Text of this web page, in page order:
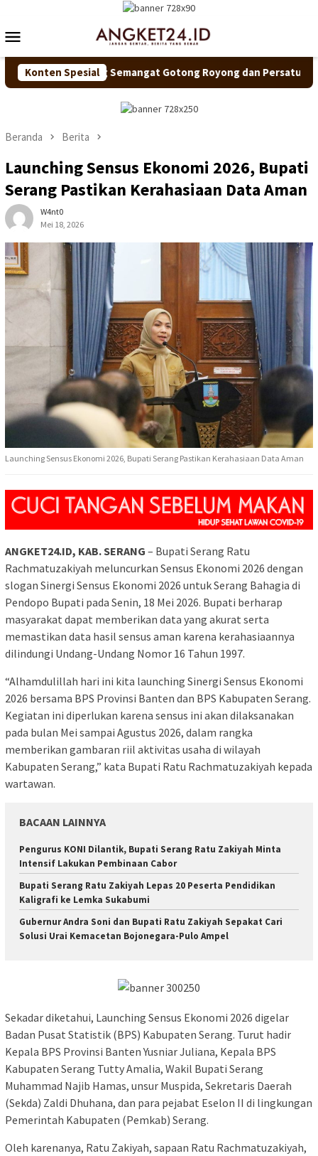
konten
Mobile
Konten Spesial
Semangat Gotong Royong dan Persatuan
Beranda Berita
Launching Sensus Ekonomi 2026, Bupati
Serang Pastikan Kerahasiaan Data Aman
W4nt0
Mei 18, 2026
Launching Sensus Ekonomi 2026, Bupati Serang Pastikan Kerahasiaan Data Aman
ANGKET24.ID, KAB. SERANG – Bupati Serang Ratu
Rachmatuzakiyah meluncurkan Sensus Ekonomi 2026 dengan
slogan Sinergi Sensus Ekonomi 2026 untuk Serang Bahagia di
Pendopo Bupati pada Senin, 18 Mei 2026. Bupati berharap
masyarakat dapat memberikan data yang akurat serta
memastikan data hasil sensus aman karena kerahasiaannya
dilindungi Undang-Undang Nomor 16 Tahun 1997.
“Alhamdulillah hari ini kita launching Sinergi Sensus Ekonomi
2026 bersama BPS Provinsi Banten dan BPS Kabupaten Serang.
Kegiatan ini diperlukan karena sensus ini akan dilaksanakan
pada bulan Mei sampai Agustus 2026, dalam rangka
memberikan gambaran riil aktivitas usaha di wilayah
Kabupaten Serang,” kata Bupati Ratu Rachmatuzakiyah kepada
wartawan.
BACAAN LAINNYA
Pengurus KONI Dilantik, Bupati Serang Ratu Zakiyah Minta
Intensif Lakukan Pembinaan Cabor
Bupati Serang Ratu Zakiyah Lepas 20 Peserta Pendidikan
Kaligrafi ke Lemka Sukabumi
Gubernur Andra Soni dan Bupati Ratu Zakiyah Sepakat Cari
Solusi Urai Kemacetan Bojonegara-Pulo Ampel
Sekadar diketahui, Launching Sensus Ekonomi 2026 digelar
Badan Pusat Statistik (BPS) Kabupaten Serang. Turut hadir
Kepala BPS Provinsi Banten Yusniar Juliana, Kepala BPS
Kabupaten Serang Tutty Amalia, Wakil Bupati Serang
Muhammad Najib Hamas, unsur Muspida, Sekretaris Daerah
(Sekda) Zaldi Dhuhana, dan para pejabat Eselon II di lingkungan
Pemerintah Kabupaten (Pemkab) Serang.
Oleh karenanya, Ratu Zakiyah, sapaan Ratu Rachmatuzakiyah,